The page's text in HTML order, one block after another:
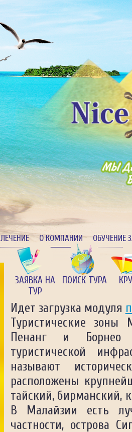
ЛЕЧЕНИЕ О КОМПАНИИ ОБУЧЕНИЕ
ЗАЯВКА НА
ТУР
ПОИСК ТУРА
Идет загрузка модуля
Туристические зоны
Пенанг и Борнео
туристической
называют
расположены
тайский, бирманский,
В Малайзии есть
частности, острова